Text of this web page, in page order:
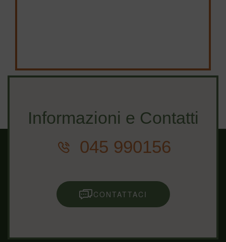
Informazioni e Contatti
045 990156
CONTATTACI